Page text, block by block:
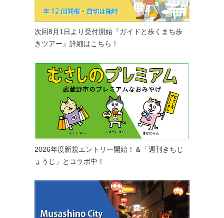
次回8月1日より受付開始『ガイドと歩くまち歩
きツアー』詳細はこちら！
2026年度新規エントリー開始！＆「週刊きちじ
ょうじ」とコラボ中！